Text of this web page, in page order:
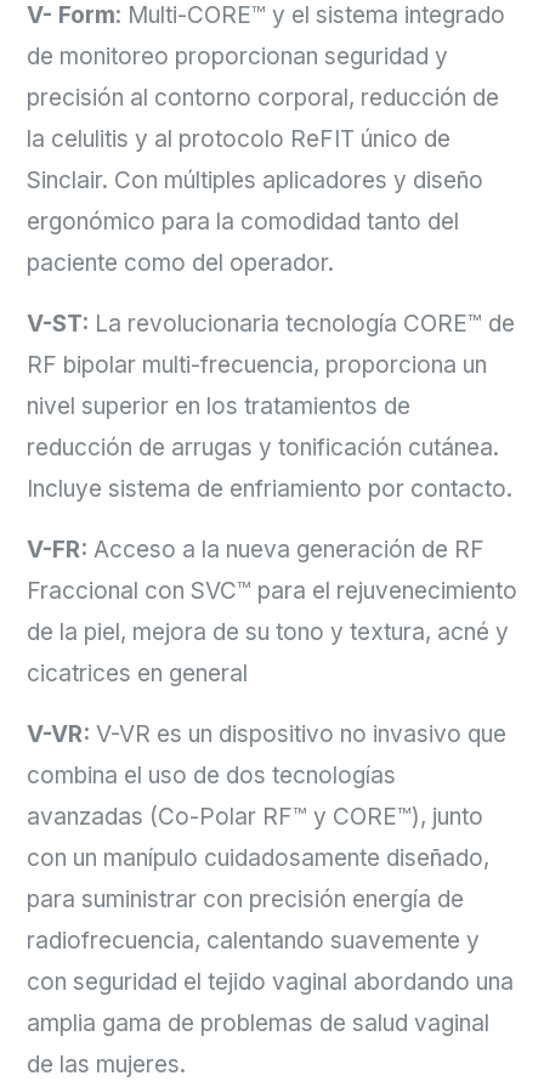
V- Form: Multi-CORE™ y el sistema integrado
de monitoreo proporcionan seguridad y
precisión al contorno corporal, reducción de
la celulitis y al protocolo ReFIT único de
Sinclair. Con múltiples aplicadores y diseño
ergonómico para la comodidad tanto del
paciente como del operador.
V-ST: La revolucionaria tecnología CORE™ de
RF bipolar multi-frecuencia, proporciona un
nivel superior en los tratamientos de
reducción de arrugas y tonificación cutánea.
Incluye sistema de enfriamiento por contacto.
V-FR: Acceso a la nueva generación de RF
Fraccional con SVC™ para el rejuvenecimiento
de la piel, mejora de su tono y textura, acné y
cicatrices en general
V-VR: V-VR es un dispositivo no invasivo que
combina el uso de dos tecnologías
avanzadas (Co-Polar RF™ y CORE™), junto
con un manípulo cuidadosamente diseñado,
para suministrar con precisión energía de
radiofrecuencia, calentando suavemente y
con seguridad el tejido vaginal abordando una
amplia gama de problemas de salud vaginal
de las mujeres.